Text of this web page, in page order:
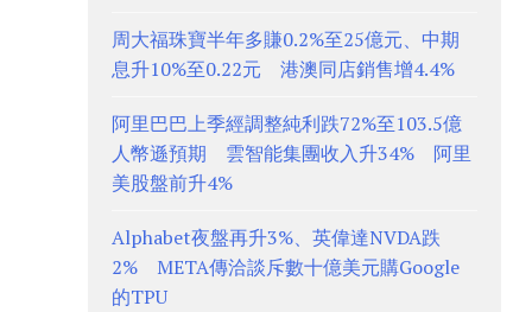
周大福珠寶半年多賺0.2%至25億元、中期
息升10%至0.22元 港澳同店銷售增4.4%
阿里巴巴上季經調整純利跌72%至103.5億
人幣遜預期 雲智能集團收入升34% 阿里
美股盤前升4%
Alphabet夜盤再升3%、英偉達NVDA跌
2% META傳洽談斥數十億美元購Google
的TPU